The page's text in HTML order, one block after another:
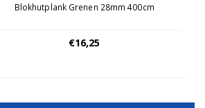
Blokhutplank Grenen 28mm 400cm
€16,25